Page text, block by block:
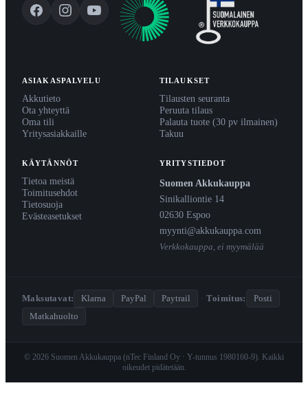
ASIAKASPALVELU
Akkutieto
Ota yhteyttä
Oma tili
Yritysasiakkaille
TILAUKSET
Tilausten seuranta
Peruuta tilaus
Palauta tuote (30 pv ilmainen)
Takuu
KÄYTÄNNÖT
Tietoa meistä
Toimitusehdot
Tietosuoja
Evästeasetukset
YRITYSTIEDOT
Suomen Akkukauppa
Sinikalliontie 14
02630 Espoo
myynti@akkukauppa.com
Verkkokauppa, ei myymälää
Maksutavat: Klarna PayPal Paytrail · Toimitus:
Posti
Matkahuolto
© 2026 Suomen Akkukauppa (nTec Finland Oy · Y-tunnus 1980160-9). Kaikki
oikeudet pidätetään.